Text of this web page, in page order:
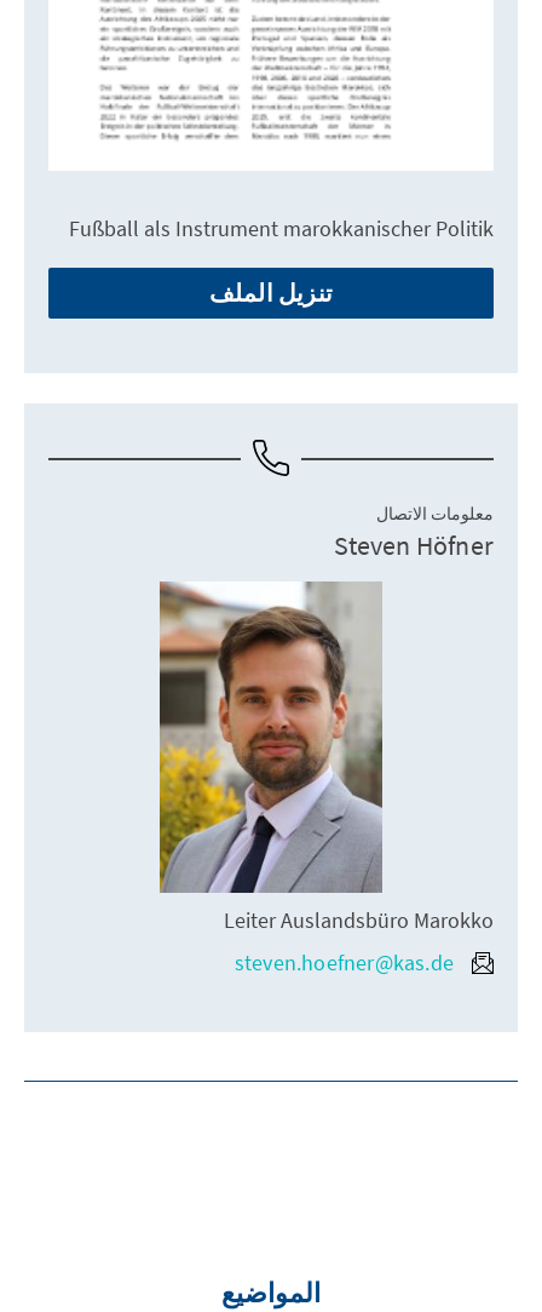
Fußball als Instrument marokkanischer Politik
تنزيل الملف
معلومات الاتصال
Steven Höfner
Leiter Auslandsbüro Marokko
steven.hoefner@kas.de
المواضيع